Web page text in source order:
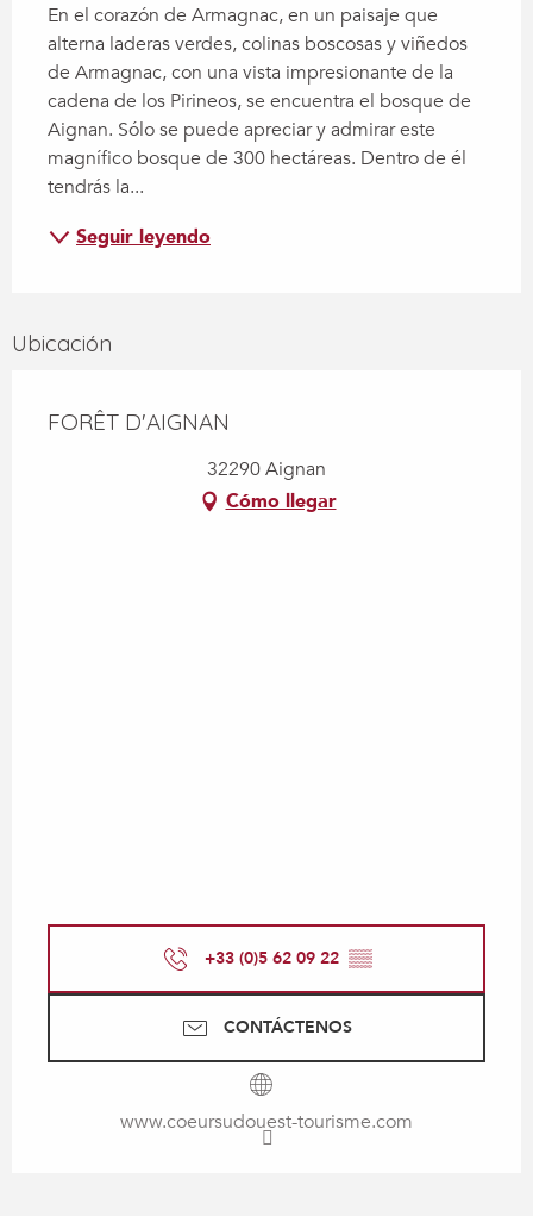
En el corazón de Armagnac, en un paisaje que
alterna laderas verdes, colinas boscosas y viñedos
de Armagnac, con una vista impresionante de la
cadena de los Pirineos, se encuentra el bosque de
Aignan. Sólo se puede apreciar y admirar este
magnífico bosque de 300 hectáreas. Dentro de él
tendrás la...
Seguir leyendo
Ubicación
FORÊT D'AIGNAN
32290 Aignan
Cómo llegar
+33 (0)5 62 09 22 ▒▒
CONTÁCTENOS
www.coeursudouest-tourisme.com